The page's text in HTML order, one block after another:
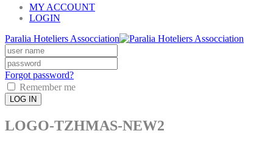
MY ACCOUNT
LOGIN
Paralia Hoteliers Assocciation
Forgot password?
Remember me
LOG IN
LOGO-TZHMAS-NEW2